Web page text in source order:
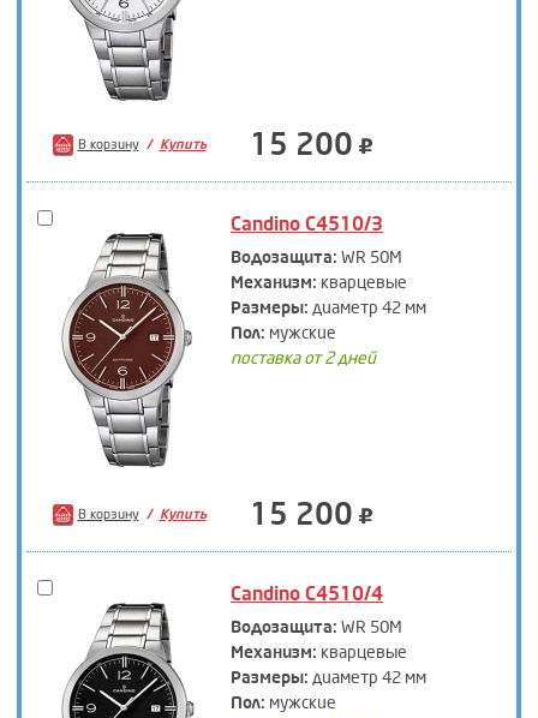
В корзину Купить 15 200
Candino C4510/3
Водозащита: WR 50M
Механизм: кварцевые
Размеры: диаметр 42 мм
Пол: мужские
поставка от 2 дней
В корзину Купить 15 200
Candino C4510/4
Водозащита: WR 50M
Механизм: кварцевые
Размеры: диаметр 42 мм
Пол: мужские